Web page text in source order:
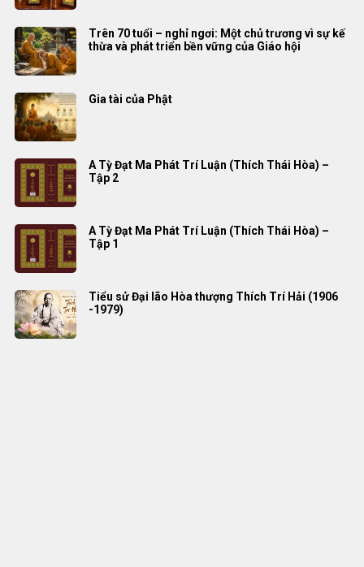
Trên 70 tuổi – nghỉ ngơi: Một chủ trương vì sự kế
thừa và phát triển bền vững của Giáo hội
Gia tài của Phật
A Tỳ Đạt Ma Phát Trí Luận (Thích Thái Hòa) –
Tập 2
A Tỳ Đạt Ma Phát Trí Luận (Thích Thái Hòa) –
Tập 1
Tiểu sử Đại lão Hòa thượng Thích Trí Hải (1906
-1979)